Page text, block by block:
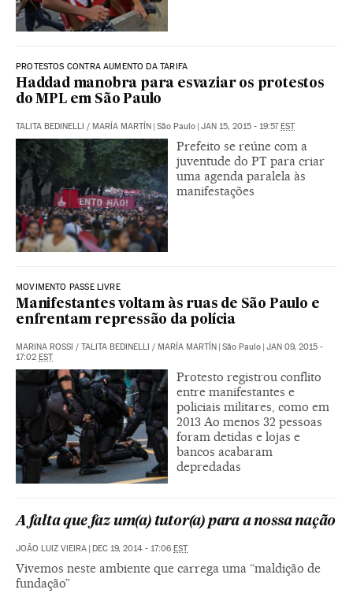
PROTESTOS CONTRA AUMENTO DA TARIFA
Haddad manobra para esvaziar os protestos
do MPL em São Paulo
TALITA BEDINELLI / MARÍA MARTÍN | São Paulo | JAN 15, 2015 - 19:57EST
Prefeito se reúne com a
juventude do PT para criar
uma agenda paralela às
manifestações
MOVIMENTO PASSE LIVRE
Manifestantes voltam às ruas de São Paulo e
enfrentam repressão da polícia
MARINA ROSSI / TALITA BEDINELLI / MARÍA MARTÍN São Paulo JAN 09, 2015 -
17:02 EST
Protesto registrou conflito
entre manifestantes e
policiais militares, como em
2013 Ao menos 32 pessoas
foram detidas e lojas e
bancos acabaram
depredadas
A falta que faz um(a) tutor(a) para a nossa nação
JOÃO LUIZ VIEIRA DEC 19, 2014 - 17:06 EST
Vivemos neste ambiente que carrega uma “maldição de
fundação”